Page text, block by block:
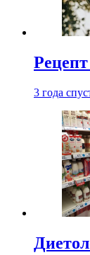
3 года